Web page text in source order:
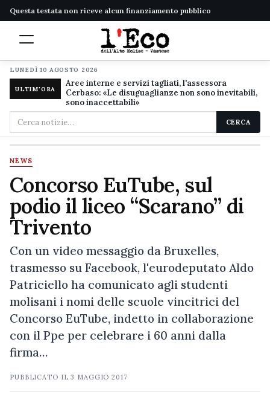
Questa testata non riceve alcun finanziamento pubblico
LUNEDÌ 10 AGOSTO 2026
ULTIM'ORA
Aree interne e servizi tagliati, l'assessora
Cerbaso: «Le disuguaglianze non sono inevitabili,
sono inaccettabili»
Cerca
nel
sito
CERCA
NEWS
Concorso EuTube, sul
podio il liceo “Scarano” di
Trivento
Con un video messaggio da Bruxelles,
trasmesso su Facebook, l'eurodeputato Aldo
Patriciello ha comunicato agli studenti
molisani i nomi delle scuole vincitrici del
Concorso EuTube, indetto in collaborazione
con il Ppe per celebrare i 60 anni dalla
firma…
PUBBLICATO IL3 MAGGIO 2017